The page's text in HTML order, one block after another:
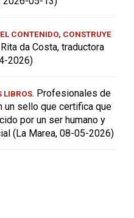
CONTENIDO, CONSTRUYE
da Costa, traductora
2026)
LIBROS. Profesionales de
un sello que certifica que
por un ser humano y
(La Marea, 08-05-2026)